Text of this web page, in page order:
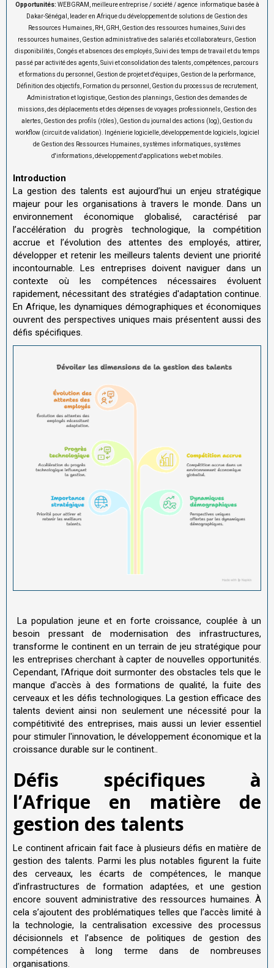
Opportunités: WEBGRAM, meilleure entreprise / société / agence informatique basée à
Dakar-Sénégal, leader en Afrique du développement de solutions de Gestion des
Ressources Humaines, RH, GRH, Gestion des ressources humaines, Suivi des
ressources humaines, Gestion administrative des salariés et collaborateurs, Gestion
disponibilités, Congés et absences des employés, Suivi des temps de travail et du temps
passé par activité des agents, Suivi et consolidation des talents, compétences, parcours
et formations du personnel, Gestion de projet et d'équipes, Gestion de la performance,
Définition des objectifs, Formation du personnel, Gestion du processus de recrutement,
Administration et logistique, Gestion des plannings, Gestion des demandes de
missions, des déplacements et des dépenses de voyages professionnels, Gestion des
alertes, Gestion des profils (rôles), Gestion du journal des actions (log), Gestion du
workflow (circuit de validation). Ingénierie logicielle, développement de logiciels, logiciel
de Gestion des Ressources Humaines, systèmes informatiques, systèmes
d'informations, développement d'applications web et mobiles.
Introduction
La gestion des talents est aujourd’hui un enjeu stratégique
majeur pour les organisations à travers le monde. Dans un
environnement économique globalisé, caractérisé par
l’accélération du progrès technologique, la compétition
accrue et l’évolution des attentes des employés, attirer,
développer et retenir les meilleurs talents devient une priorité
incontournable. Les entreprises doivent naviguer dans un
contexte où les compétences nécessaires évoluent
rapidement, nécessitant des stratégies d'adaptation continue.
En Afrique, les dynamiques démographiques et économiques
ouvrent des perspectives uniques mais présentent aussi des
défis spécifiques.
La population jeune et en forte croissance, couplée à un
besoin pressant de modernisation des infrastructures,
transforme le continent en un terrain de jeu stratégique pour
les entreprises cherchant à capter de nouvelles opportunités.
Cependant, l'Afrique doit surmonter des obstacles tels que le
manque d'accès à des formations de qualité, la fuite des
cerveaux et les défis technologiques. La gestion efficace des
talents devient ainsi non seulement une nécessité pour la
compétitivité des entreprises, mais aussi un levier essentiel
pour stimuler l'innovation, le développement économique et la
croissance durable sur le continent..
Défis spécifiques à
l’Afrique en matière de
gestion des talents
Le continent africain fait face à plusieurs défis en matière de
gestion des talents. Parmi les plus notables figurent la fuite
des cerveaux, les écarts de compétences, le manque
d’infrastructures de formation adaptées, et une gestion
encore souvent administrative des ressources humaines. À
cela s’ajoutent des problématiques telles que l’accès limité à
la technologie, la centralisation excessive des processus
décisionnels et l’absence de politiques de gestion des
compétences à long terme dans de nombreuses
organisations.